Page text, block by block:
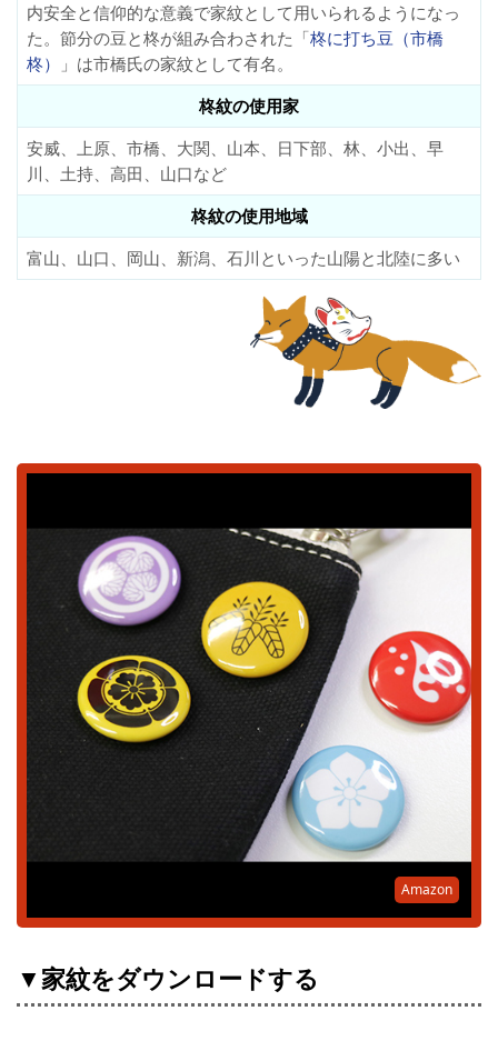
内安全と信仰的な意義で家紋として用いられるようになっ
た。節分の豆と柊が組み合わされた「柊に打ち豆（市橋
柊） 」は市橋氏の家紋として有名。
柊紋の使用家
安威、上原、市橋、大関、山本、日下部、林、小出、早
川、土持、高田、山口など
柊紋の使用地域
富山、山口、岡山、新潟、石川といった山陽と北陸に多い
Amazon
▼家紋をダウンロードする